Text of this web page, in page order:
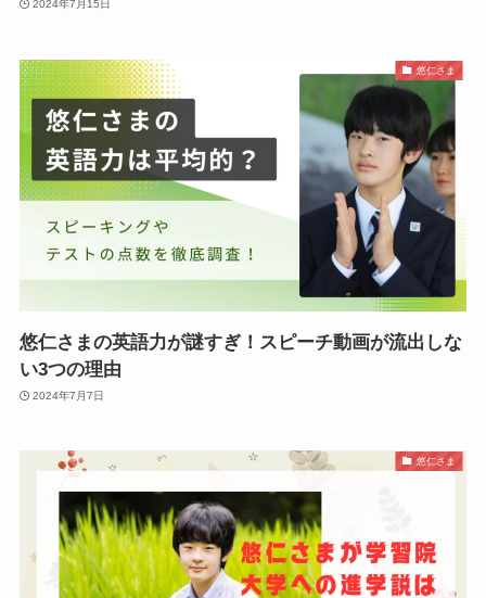
2024年7月15日
悠仁さま
悠仁さまの英語力が謎すぎ！スピーチ動画が流出しな
い3つの理由
2024年7月7日
悠仁さま